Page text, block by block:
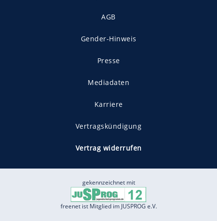
AGB
Gender-Hinweis
Presse
Mediadaten
Karriere
Vertragskündigung
Vertrag widerrufen
gekennzeichnet mit
freenet ist Mitglied im JUSPROG e.V.